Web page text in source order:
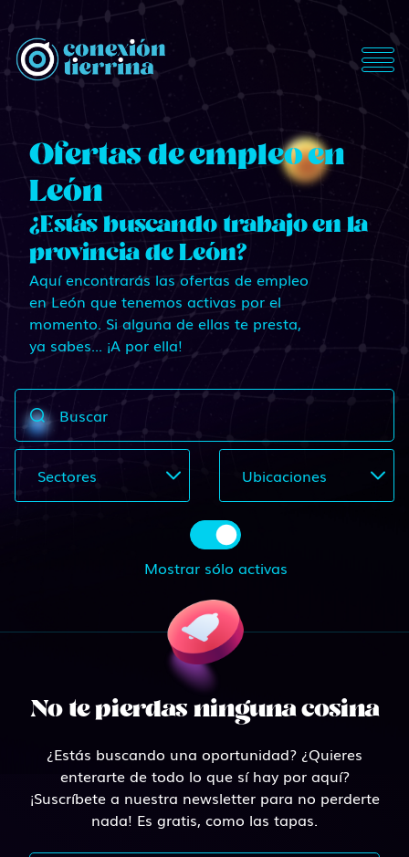
ConexionTierrina
Ofertas de empleo en
León
¿Estás buscando trabajo en la
provincia de León?
Aquí encontrarás las ofertas de empleo
en León que tenemos activas por el
momento. Si alguna de ellas te presta,
ya sabes... ¡A por ella!
Buscar
Sectores Ubicaciones
Mostrar sólo activas
No te pierdas ninguna cosina
¿Estás buscando una oportunidad? ¿Quieres
enterarte de todo lo que sí hay por aquí?
¡Suscríbete a nuestra newsletter para no perderte
nada! Es gratis, como las tapas.